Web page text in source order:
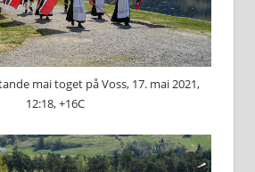
mai toget på Voss, 17. mai 2021,
12:18, +16C